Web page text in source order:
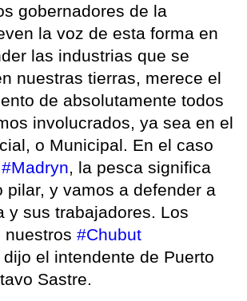
gobernadores de la
la voz de esta forma en
las industrias que se
nuestras tierras, merece el
de absolutamente todos
involucrados, ya sea en el
o Municipal. En el caso
#Madryn, la pesca significa
pilar, y vamos a defender a
y sus trabajadores. Los
nuestros #Chubut
dijo el intendente de Puerto
Sastre.